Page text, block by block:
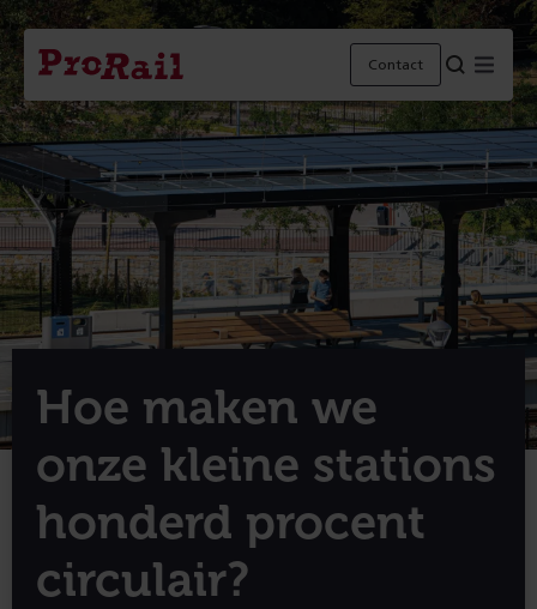
Navigatie
Homepage
ProRail
Contact Menu
Hoe maken we
onze kleine stations
honderd procent
circulair?